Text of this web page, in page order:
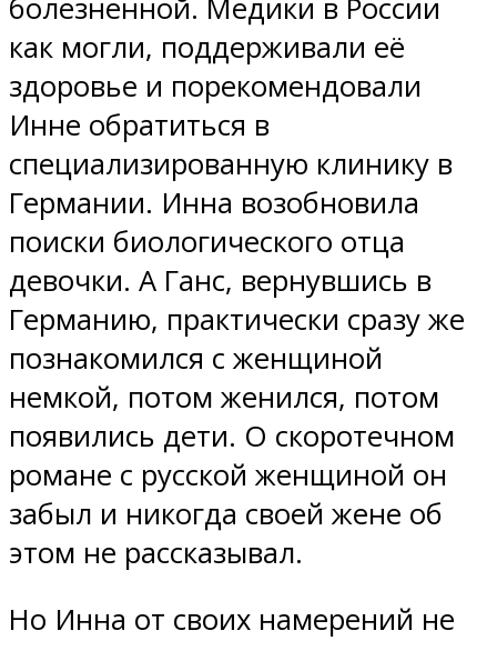
болезненной. Медики в России
как могли, поддерживали её
здоровье и порекомендовали
Инне обратиться в
специализированную клинику в
Германии. Инна возобновила
поиски биологического отца
девочки. А Ганс, вернувшись в
Германию, практически сразу же
познакомился с женщиной
немкой, потом женился, потом
появились дети. О скоротечном
романе с русской женщиной он
забыл и никогда своей жене об
этом не рассказывал.
Но Инна от своих намерений не